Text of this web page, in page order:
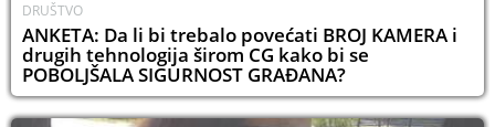
DRUŠTVO
ANKETA: Da li bi trebalo povećati BROJ KAMERA i
drugih tehnologija širom CG kako bi se
POBOLJŠALA SIGURNOST GRAĐANA?